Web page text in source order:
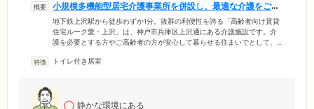
小規模多機能型居宅介護事業所を併設し、最適な介護をご提
供しています
地下鉄上沢駅から徒歩わずか1分。抜群の利便性を誇る「高齢者向け賃貸
住宅ルーク愛・上沢」は、神戸市兵庫区上沢通にある介護施設です。介
護を必要とする方やご高齢者の方が安心して暮らせる住まいでとして、
として「通所」「訪問」「宿泊」といった複合的なケアサービスをご提
トイレ付き居室
静かな環境にある